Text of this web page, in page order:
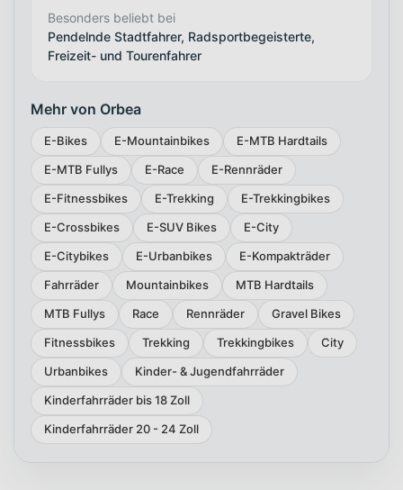
Besonders beliebt bei
Pendelnde Stadtfahrer, Radsportbegeisterte,
Freizeit- und Tourenfahrer
Mehr von Orbea
E-Bikes E-Mountainbikes
E-MTB Hardtails
E-MTB Fullys
E-Race
E-Rennräder
E-Fitnessbikes
E-Trekking
E-Trekkingbikes
E-Crossbikes
E-SUV Bikes
E-City
E-Citybikes
E-Urbanbikes
E-Kompakträder
Fahrräder
Mountainbikes
MTB Hardtails
MTB Fullys
Race Rennräder
Gravel Bikes
Fitnessbikes
Trekking Trekkingbikes
City
Urbanbikes
Kinder- & Jugendfahrräder
Kinderfahrräder bis 18 Zoll
Kinderfahrräder 20 - 24 Zoll